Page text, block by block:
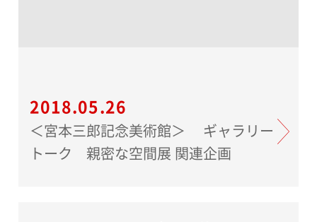
2018.05.26
＜宮本三郎記念美術館＞ ギャラリー
トーク 親密な空間展 関連企画